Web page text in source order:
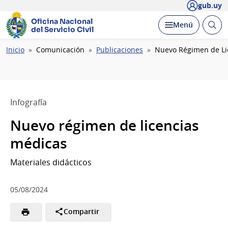
gub.uy
Oficina Nacional
del Servicio Civil
Desplegar
Menú Abrir
Ruta
Inicio Comunicación Publicaciones Nuevo Régimen de
Infografía
Nuevo régimen de licencias
médicas
Materiales didácticos
05/08/2024
Compartir